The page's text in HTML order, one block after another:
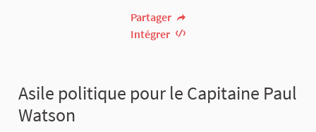
Partager
Intégrer
Asile politique pour le Capitaine Paul
Watson